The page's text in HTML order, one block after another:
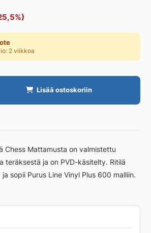
2 viikkoa
Lisää ostoskoriin
Chess Mattamusta on valmistettu
teräksestä ja on PVD-käsitelty. Ritilä
sopii Purus Line Vinyl Plus 600 malliin.